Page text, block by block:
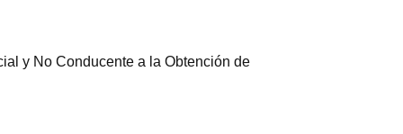
y No Conducente a la Obtención de